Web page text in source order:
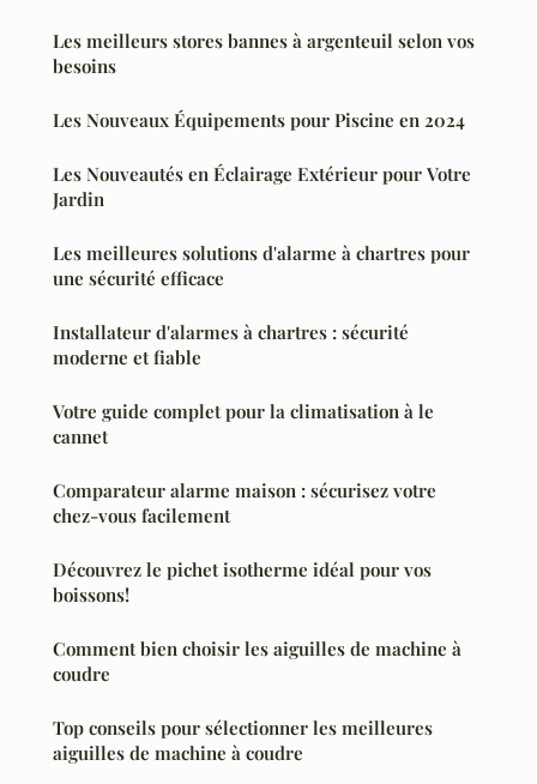
Les meilleurs stores bannes à argenteuil selon vos
besoins
Les Nouveaux Équipements pour Piscine en 2024
Les Nouveautés en Éclairage Extérieur pour Votre
Jardin
Les meilleures solutions d'alarme à chartres pour
une sécurité efficace
Installateur d'alarmes à chartres : sécurité
moderne et fiable
Votre guide complet pour la climatisation à le
cannet
Comparateur alarme maison : sécurisez votre
chez-vous facilement
Découvrez le pichet isotherme idéal pour vos
boissons!
Comment bien choisir les aiguilles de machine à
coudre
Top conseils pour sélectionner les meilleures
aiguilles de machine à coudre